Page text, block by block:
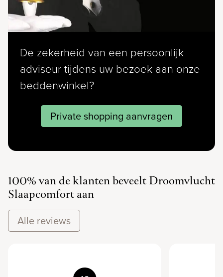
De zekerheid van een persoonlijk
adviseur tijdens uw bezoek aan onze
beddenwinkel?
Private shopping aanvragen
100% van de klanten beveelt Droomvlucht
Slaapcomfort aan
Alle reviews